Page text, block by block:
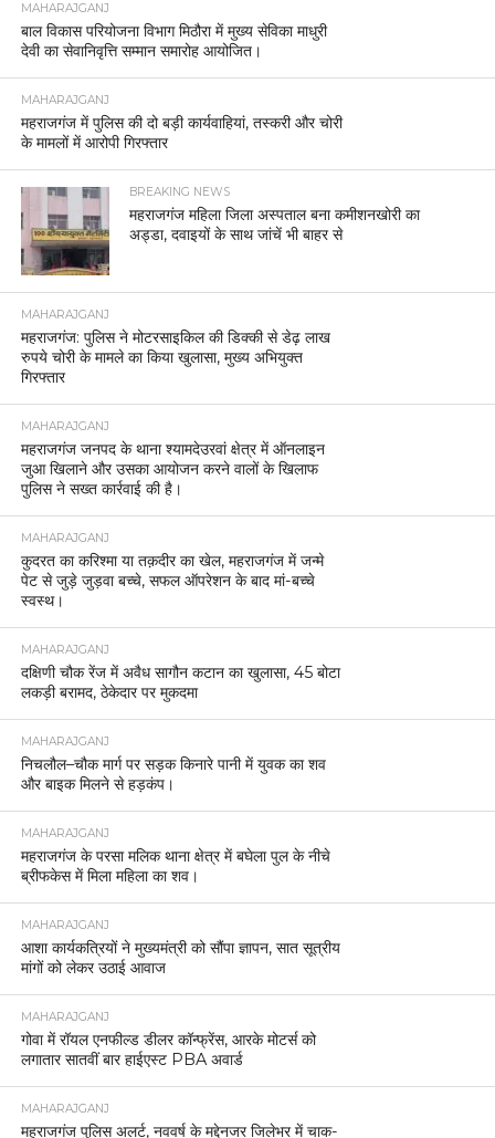
MAHARAJGANJ
बाल विकास परियोजना विभाग मिठौरा में मुख्य सेविका माधुरी
देवी का सेवानिवृत्ति सम्मान समारोह आयोजित।
MAHARAJGANJ
महराजगंज में पुलिस की दो बड़ी कार्यवाहियां, तस्करी और चोरी
के मामलों में आरोपी गिरफ्तार
BREAKING NEWS
महराजगंज महिला जिला अस्पताल बना कमीशनखोरी का
अड्डा, दवाइयों के साथ जांचें भी बाहर से
MAHARAJGANJ
महराजगंज: पुलिस ने मोटरसाइकिल की डिक्की से डेढ़ लाख
रुपये चोरी के मामले का किया खुलासा, मुख्य अभियुक्त
गिरफ्तार
MAHARAJGANJ
महराजगंज जनपद के थाना श्यामदेउरवां क्षेत्र में ऑनलाइन
जुआ खिलाने और उसका आयोजन करने वालों के खिलाफ
पुलिस ने सख्त कार्रवाई की है।
MAHARAJGANJ
कुदरत का करिश्मा या तक़दीर का खेल, महराजगंज में जन्मे
पेट से जुड़े जुड़वा बच्चे, सफल ऑपरेशन के बाद मां-बच्चे
स्वस्थ।
MAHARAJGANJ
दक्षिणी चौक रेंज में अवैध सागौन कटान का खुलासा, 45 बोटा
लकड़ी बरामद, ठेकेदार पर मुकदमा
MAHARAJGANJ
निचलौल–चौक मार्ग पर सड़क किनारे पानी में युवक का शव
और बाइक मिलने से हड़कंप।
MAHARAJGANJ
महराजगंज के परसा मलिक थाना क्षेत्र में बघेला पुल के नीचे
ब्रीफकेस में मिला महिला का शव।
MAHARAJGANJ
आशा कार्यकत्रियों ने मुख्यमंत्री को सौंपा ज्ञापन, सात सूत्रीय
मांगों को लेकर उठाई आवाज
MAHARAJGANJ
गोवा में रॉयल एनफील्ड डीलर कॉन्फ्रेंस, आरके मोटर्स को
लगातार सातवीं बार हाईएस्ट PBA अवार्ड
MAHARAJGANJ
महराजगंज पुलिस अलर्ट, नववर्ष के मद्देनजर जिलेभर में चाक-